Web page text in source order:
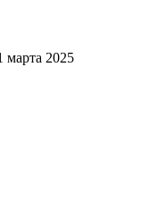
марта 2025